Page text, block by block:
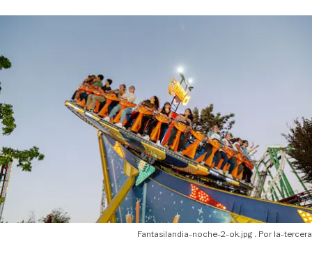
Fantasilandia-noche-2-ok.jpg la-tercera